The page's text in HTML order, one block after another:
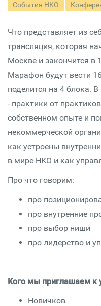
События НКО
Что представляет из
трансляция, которая
Москве и закончится в
Марафон будут вести
поделится на 4 блока.
- практики от
собственном опыте и
некоммерческой
как устроены
в мире НКО и как
Про что говорим:
про
про внутренние
про выбор ниши
про лидерство и
Кого мы приглашаем к
Новичков